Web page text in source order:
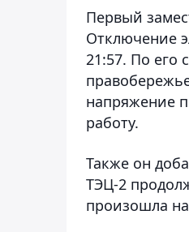
Первый
Отключение
21:57. По его
напряжение
работу.
Также он
ТЭЦ-2
произошла